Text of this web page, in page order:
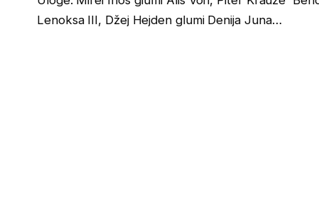
Lenoksa III, Džej Hejden glumi Denija Juna…